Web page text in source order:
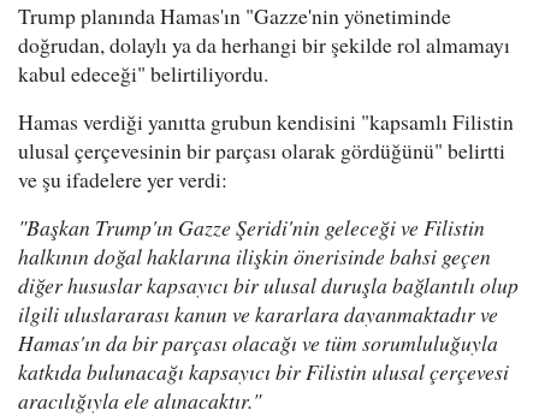
Trump planında Hamas'ın "Gazze'nin yönetiminde
doğrudan, dolaylı ya da herhangi bir şekilde rol almamayı
kabul edeceği" belirtiliyordu.
Hamas verdiği yanıtta grubun kendisini "kapsamlı Filistin
ulusal çerçevesinin bir parçası olarak gördüğünü" belirtti
ve şu ifadelere yer verdi:
"Başkan Trump'ın Gazze Şeridi'nin geleceği ve Filistin
halkının doğal haklarına ilişkin önerisinde bahsi geçen
diğer hususlar kapsayıcı bir ulusal duruşla bağlantılı olup
ilgili uluslararası kanun ve kararlara dayanmaktadır ve
Hamas'ın da bir parçası olacağı ve tüm sorumluluğuyla
katkıda bulunacağı kapsayıcı bir Filistin ulusal çerçevesi
aracılığıyla ele alınacaktır."